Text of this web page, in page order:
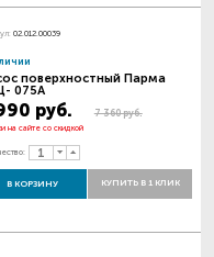
02.012.00039
поверхностный Парма
075А
руб. 7 360 руб.
на сайте со скидкой
В КОРЗИНУ КУПИТЬ В 1 КЛИК